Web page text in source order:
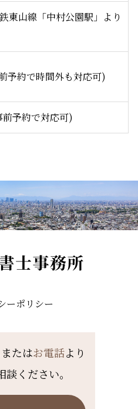
東山線「中村公園駅」より
予約で時間外も対応可)
予約で対応可)
ーポリシー
またはお電話より
ください。